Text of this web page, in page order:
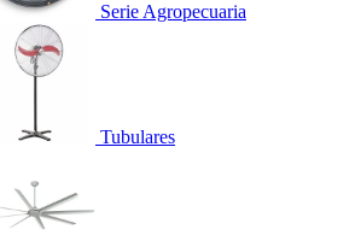
Serie Agropecuaria
Tubulares